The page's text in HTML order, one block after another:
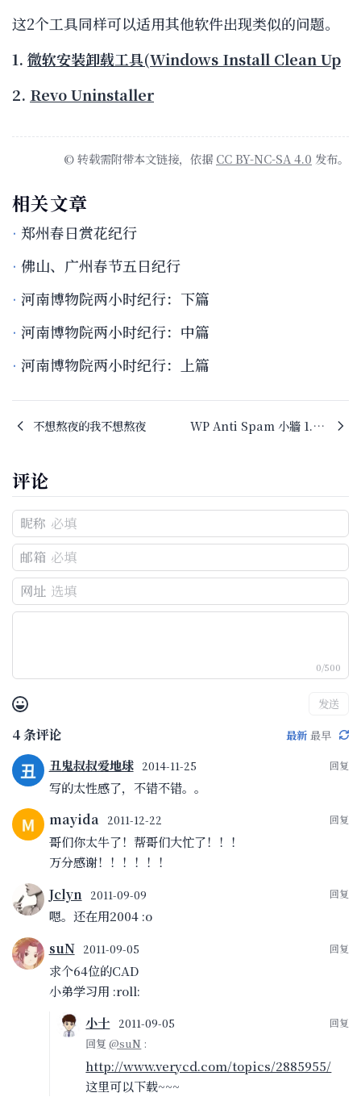
这2个工具同样可以适用其他软件出现类似的问题。
1. 微软安装卸载工具(Windows Install Clean Up
2. Revo Uninstaller
© 转载需附带本文链接，依据 CC BY-NC-SA 4.0 发布。
相关文章
郑州春日赏花纪行
佛山、广州春节五日纪行
河南博物院两小时纪行：下篇
河南博物院两小时纪行：中篇
河南博物院两小时纪行：上篇
不想熬夜的我不想熬夜 WP Anti Spam 小牆 1.8 （已更新至1.84）
评论
昵称
邮箱
网址
0/500
发送
4条评论 最新 最早
丑鬼叔叔爱地球 2014-11-25
写的太性感了，不错不错。。
mayida
2011-12-22
哥们你太牛了！帮哥们大忙了！！！
万分感谢！！！！！！
Jclyn
2011-09-09
嗯。还在用2004 :o
suN
2011-09-05
求个64位的CAD
小弟学习用 :roll:
小十
2011-09-05
回复@suN :
http://www.verycd.com/topics/2885955/
这里可以下载~~~